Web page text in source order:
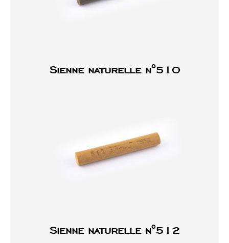
Sienne naturelle n°510
Sienne naturelle n°512